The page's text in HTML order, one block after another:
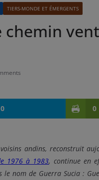
TIERS-MONDE ET ÉMERGENTS
chemin
0 0
voisins andins, reconstruit
1976 à 1983, continue en
nom de Guerra Sucia :